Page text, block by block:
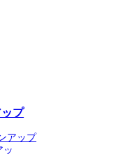
プ
アップ
ッ